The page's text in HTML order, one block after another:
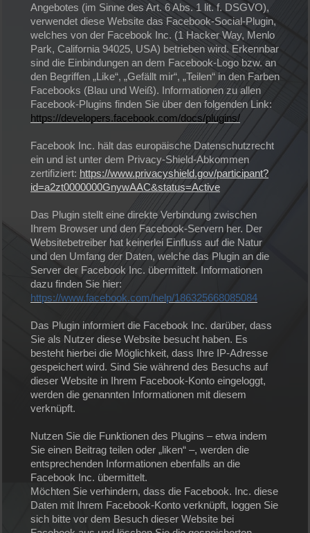
Angebotes (im Sinne des Art. 6 Abs. 1 lit. f. DSGVO),
verwendet diese Website das Facebook-Social-Plugin,
welches von der Facebook Inc. (1 Hacker Way, Menlo
Park, California 94025, USA) betrieben wird. Erkennbar
sind die Einbindungen an dem Facebook-Logo bzw. an
den Begriffen „Like“, „Gefällt mir“, „Teilen“ in den Farben
Facebooks (Blau und Weiß). Informationen zu allen
Facebook-Plugins finden Sie über den folgenden Link:
https://developers.facebook.com/docs/plugins/
Facebook Inc. hält das europäische Datenschutzrecht
ein und ist unter dem Privacy-Shield-Abkommen
zertifiziert: https://www.privacyshield.gov/participant?
id=a2zt0000000GnywAAC&status=Active
Das Plugin stellt eine direkte Verbindung zwischen
Ihrem Browser und den Facebook-Servern her. Der
Websitebetreiber hat keinerlei Einfluss auf die Natur
und den Umfang der Daten, welche das Plugin an die
Server der Facebook Inc. übermittelt. Informationen
dazu finden Sie hier:
https://www.facebook.com/help/186325668085084
Das Plugin informiert die Facebook Inc. darüber, dass
Sie als Nutzer diese Website besucht haben. Es
besteht hierbei die Möglichkeit, dass Ihre IP-Adresse
gespeichert wird. Sind Sie während des Besuchs auf
dieser Website in Ihrem Facebook-Konto eingeloggt,
werden die genannten Informationen mit diesem
verknüpft.
Nutzen Sie die Funktionen des Plugins – etwa indem
Sie einen Beitrag teilen oder „liken“ –, werden die
entsprechenden Informationen ebenfalls an die
Facebook Inc. übermittelt.
Möchten Sie verhindern, dass die Facebook. Inc. diese
Daten mit Ihrem Facebook-Konto verknüpft, loggen Sie
sich bitte vor dem Besuch dieser Website bei